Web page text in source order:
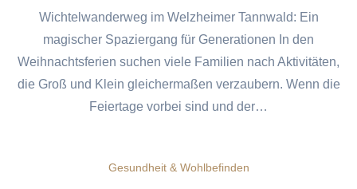
Wichtelwanderweg im Welzheimer Tannwald: Ein
magischer Spaziergang für Generationen In den
Weihnachtsferien suchen viele Familien nach Aktivitäten,
die Groß und Klein gleichermaßen verzaubern. Wenn die
Feiertage vorbei sind und der…
Gesundheit & Wohlbefinden